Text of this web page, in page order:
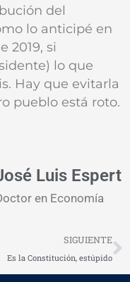
del
lo anticipé en
2019, si
lo que
Hay que evitarla
pueblo está roto.
Luis Espert
en Economía
SIGUIENTE
Es la Constitución, estúpido